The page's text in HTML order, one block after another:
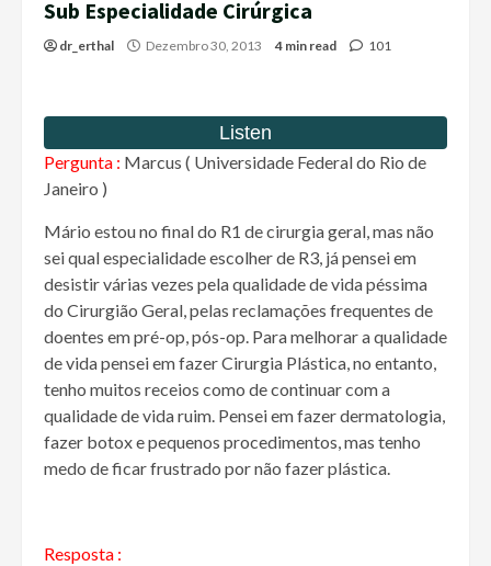
Sub Especialidade Cirúrgica
dr_erthal Dezembro 30, 2013 4 min read 101
Pergunta : Marcus ( Universidade Federal do Rio de
Janeiro )
Mário estou no final do R1 de cirurgia geral, mas não
sei qual especialidade escolher de R3, já pensei em
desistir várias vezes pela qualidade de vida péssima
do Cirurgião Geral, pelas reclamações frequentes de
doentes em pré-op, pós-op. Para melhorar a qualidade
de vida pensei em fazer Cirurgia Plástica, no entanto,
tenho muitos receios como de continuar com a
qualidade de vida ruim. Pensei em fazer dermatologia,
fazer botox e pequenos procedimentos, mas tenho
medo de ficar frustrado por não fazer plástica.
Resposta :